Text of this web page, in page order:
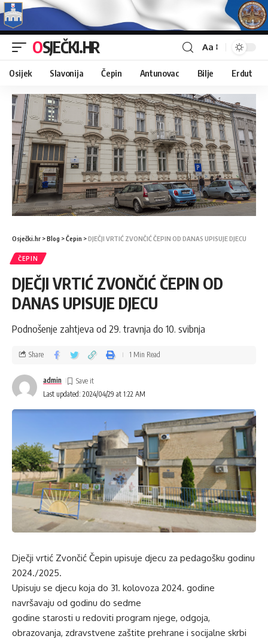
OSJEČKI.HR Aa
Osijek Slavonija Čepin Antunovac Bilje Erdut
Osječki.hr >Blog >Čepin >DJEČJI VRTIĆ ZVONČIĆ ČEPIN OD DANAS UPISUJE DJECU
ČEPIN
DJEČJI VRTIĆ ZVONČIĆ ČEPIN OD
DANAS UPISUJE DJECU
Podnošenje zahtjeva od 29. travnja do 10. svibnja
Last updated: 2024/04/29 at 1:22 AM
admin
Share 1 Min Read
Dječji vrtić Zvončić Čepin upisuje djecu za pedagošku godinu
2024./2025.
Upisuju se djecu koja do 31. kolovoza 2024. godine
navršavaju od godinu do sedme
godine starosti u redoviti program njege, odgoja,
obrazovanja, zdravstvene zaštite prehrane i socijalne skrbi